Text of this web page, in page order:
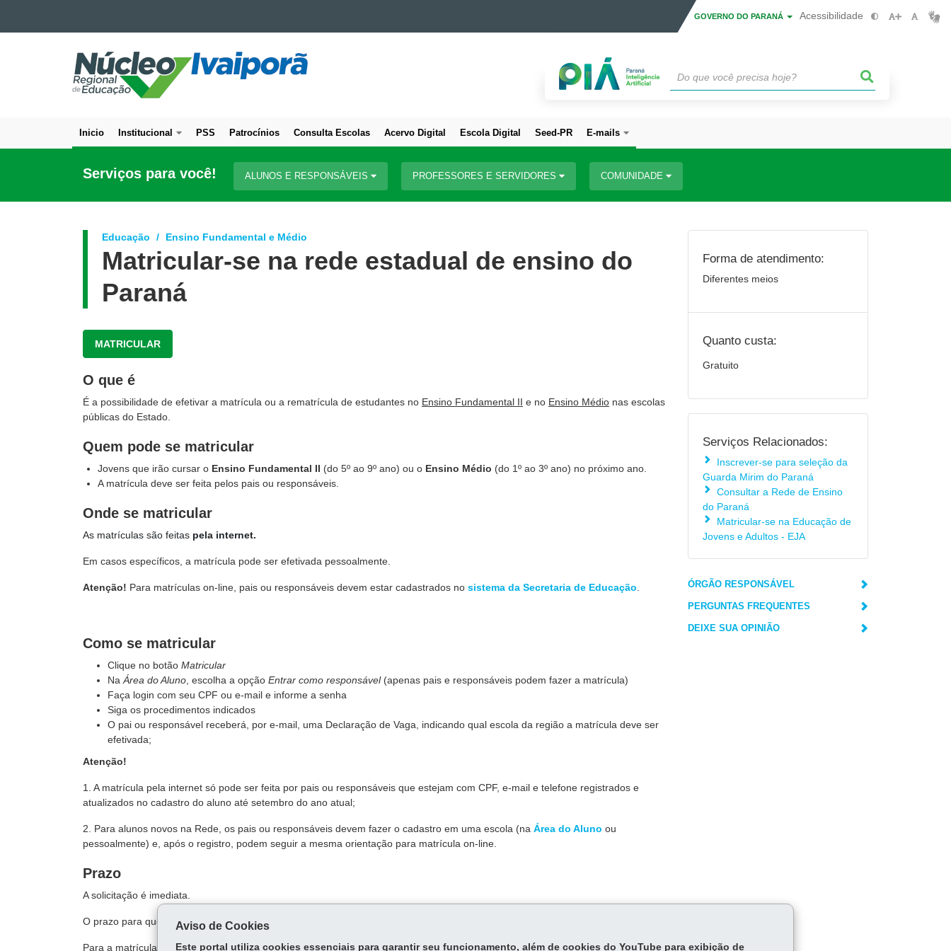
Ir para a navegação
Ir para a busca
GOVERNO DO PARANÁ Acessibilidade
NÚCLEO
REGIONAL
DE
IVAIPORÃ
Navegação
principal
Inicio Institucional PSS Patrocínios Consulta Escolas Acervo Digital Escola Digital Seed-PR E-mails
Serviços para você! ALUNOS E RESPONSÁVEIS PROFESSORES E SERVIDORES COMUNIDADE
Educação Ensino Fundamental e Médio
Matricular-se na rede estadual de ensino do
Paraná
MATRICULAR
O que é
É a possibilidade de efetivar a matrícula ou a rematrícula de estudantes no Ensino Fundamental II e no Ensino Médio nas escolas
públicas do Estado.
Quem pode se matricular
Jovens que irão cursar o Ensino Fundamental II (do 5º ao9º ano) ou o Ensino Médio (do 1º ao 3º ano) no próximo ano.
A matrícula deve ser feita pelos pais ou responsáveis.
Onde se matricular
As matrículas são feitas pela internet.
Em casos específicos, a matrícula pode ser efetivada pessoalmente.
Atenção! Para matrículas on-line, pais ou responsáveis devem estar cadastrados no sistema da Secretaria de Educação
Como se matricular
Clique no botão Matricular
Na Área do Aluno , escolha a opção Entrar como responsável(apenas pais e responsáveis podem fazer a matrícula)
Faça login com seu CPF ou e-mail e informe a senha
Siga os procedimentos indicados
O pai ou responsável receberá, por e-mail, uma Declaração de Vaga, indicando qual escola da região a matrícula deve ser
efetivada;
Atenção!
1. A matrícula pela internet só pode ser feita por pais ou responsáveis que estejam com CPF, e-mail e telefone registrados e
atualizados no cadastro do aluno até setembro do ano atual;
2. Para alunos novos na Rede, os pais ou responsáveis devem fazer o cadastro em uma escola (na Área do Aluno ou
pessoalmente) e, após o registro, podem seguir a mesma orientação para matrícula on-line.
Prazo
A solicitação é imediata.
O prazo para que a vaga seja confirmada é variável,
Para a matrícula ser efetivada todos os documentos obrigatórios devem ser incluídos no sistema ou entregues na escola.
Forma de atendimento:
Diferentes meios
Quanto custa:
Gratuito
Serviços Relacionados:
Inscrever-se para seleção da
Guarda Mirim do Paraná
Consultar a Rede de Ensino
do Paraná
Matricular-se na Educação de
Jovens e Adultos - EJA
ÓRGÃO RESPONSÁVEL
PERGUNTAS FREQUENTES
DEIXE SUA OPINIÃO
Aviso de Cookies
Este portal utiliza cookies essenciais para garantir seu funcionamento, além de cookies do YouTube para exibição de